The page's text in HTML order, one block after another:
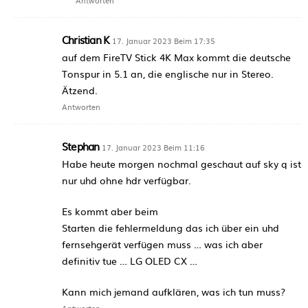
Christian K 17. Januar 2023 Beim 17:35
auf dem FireTV Stick 4K Max kommt die deutsche
Tonspur in 5.1 an, die englische nur in Stereo.
Ätzend.
Antworten
Stephan 17. Januar 2023 Beim 11:16
Habe heute morgen nochmal geschaut auf sky q ist
nur uhd ohne hdr verfügbar.
Es kommt aber beim
Starten die fehlermeldung das ich über ein uhd
fernsehgerät verfügen muss … was ich aber
definitiv tue … LG OLED CX …
Kann mich jemand aufklären, was ich tun muss?